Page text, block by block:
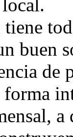
tiene
buen
de
forma